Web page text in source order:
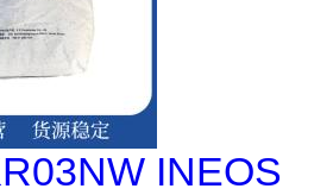
INEOS